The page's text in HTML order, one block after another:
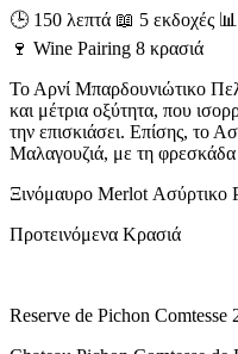
🕒 150 λεπτά 📖 5 εκδοχές
🍷 Wine Pairing 8 κρασιά
Το Αρνί Μπαρδουνιώτικο
και μέτρια οξύτητα, που
την επισκιάσει. Επίσης, το
Μαλαγουζιά, με τη φρεσκάδα
Ξινόμαυρο Merlot Ασύρτικο
Προτεινόμενα Κρασιά
Reserve de Pichon Comtesse